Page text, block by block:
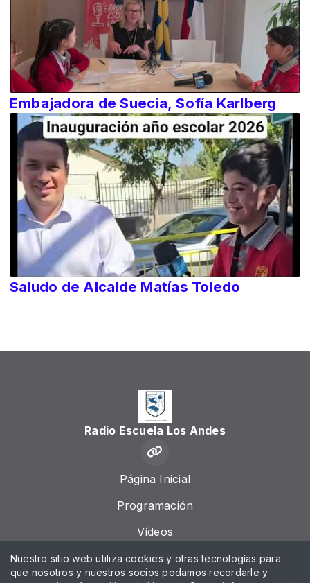
Embajadora de Suecia, Sofía Karlberg
Saludo de Alcalde Matías Toledo
Radio Escuela Los Andes
Página Inicial
Programación
Vídeos
Locutores
Nuestro sitio web utiliza cookies y otras tecnologías para
que nosotros y nuestros socios podamos recordarle y